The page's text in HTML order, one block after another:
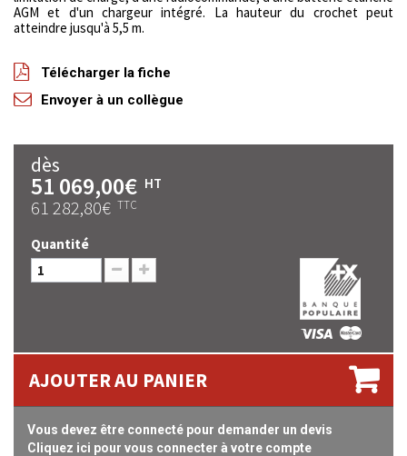
AGM et d'un chargeur intégré. La hauteur du crochet peut
atteindre jusqu'à 5,5 m.
Télécharger la fiche
Envoyer à un collègue
dès
51 069,00€ HT
61 282,80€ TTC
Quantité
AJOUTER AU PANIER
Vous devez être connecté pour demander un devis
Cliquez ici pour vous connecter à votre compte